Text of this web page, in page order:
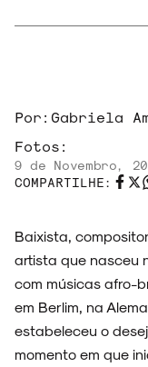
ARQUIVO
ENTREVISTAS
Por: Gabriela
Fotos:
9 de Novembro,
COMPARTILHE:
Baixista,
artista que nasceu
com músicas afro-
em Berlim, na
estabeleceu o
momento em que